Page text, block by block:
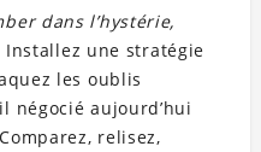
dans l’hystérie,
Installez une stratégie
les oublis
négocié aujourd’hui
relisez,